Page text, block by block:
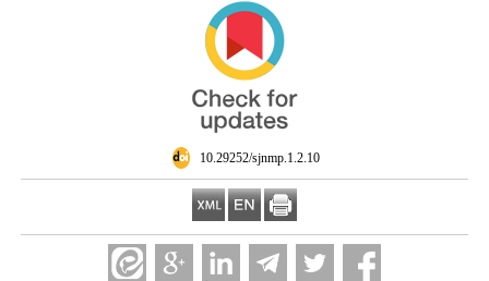
‎ 10.29252/sjnmp.1.2.10